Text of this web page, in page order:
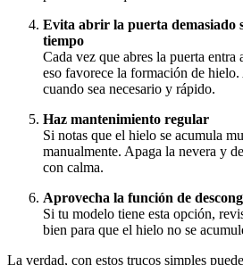
Evita abrir la puerta demasiado
tiempo
Cada vez que abres la puerta
eso favorece la formación de
cuando sea necesario y rápido.
Haz mantenimiento regular
Si notas que el hielo se acumula
manualmente. Apaga la nevera y
con calma.
Aprovecha la función de
Si tu modelo tiene esta opción,
bien para que el hielo no se
La verdad, con estos trucos simples